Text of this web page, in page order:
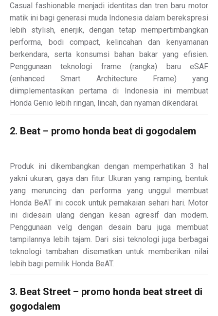
Casual fashionable menjadi identitas dan tren baru motor
matik ini bagi generasi muda Indonesia dalam berekspresi
lebih stylish, enerjik, dengan tetap mempertimbangkan
performa, bodi compact, kelincahan dan kenyamanan
berkendara, serta konsumsi bahan bakar yang efisien.
Penggunaan teknologi frame (rangka) baru eSAF
(enhanced Smart Architecture Frame) yang
diimplementasikan pertama di Indonesia ini membuat
Honda Genio lebih ringan, lincah, dan nyaman dikendarai.
2. Beat – promo honda beat di gogodalem
Produk ini dikembangkan dengan memperhatikan 3 hal
yakni ukuran, gaya dan fitur. Ukuran yang ramping, bentuk
yang meruncing dan performa yang unggul membuat
Honda BeAT ini cocok untuk pemakaian sehari hari. Motor
ini didesain ulang dengan kesan agresif dan modern.
Penggunaan velg dengan desain baru juga membuat
tampilannya lebih tajam. Dari sisi teknologi juga berbagai
teknologi tambahan disematkan untuk memberikan nilai
lebih bagi pemilik Honda BeAT.
3. Beat Street – promo honda beat street di
gogodalem